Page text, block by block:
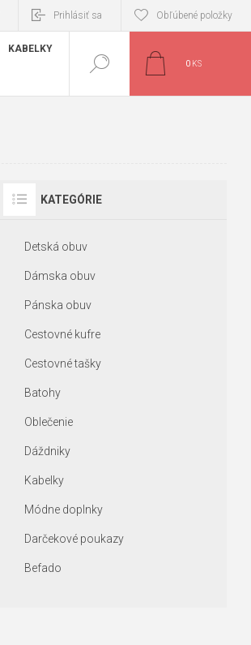
Prihlásiť sa Obľúbené položky
KABELKY
0 KS
KATEGÓRIE
Detská obuv
Dámska obuv
Pánska obuv
Cestovné kufre
Cestovné tašky
Batohy
Oblečenie
Dáždniky
Kabelky
Módne doplnky
Darčekové poukazy
Befado